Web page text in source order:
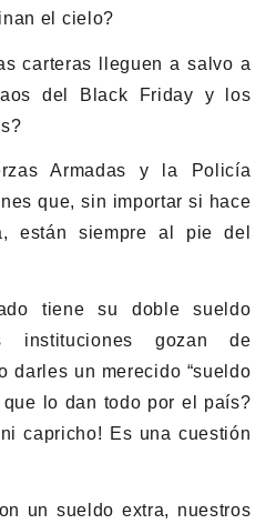
el cielo?
carteras lleguen a salvo a
del Black Friday y los
Armadas y la Policía
que, sin importar si hace
están siempre al pie del
tiene su doble sueldo
instituciones gozan de
darles un merecido “sueldo
que lo dan todo por el país?
capricho! Es una cuestión
un sueldo extra, nuestros